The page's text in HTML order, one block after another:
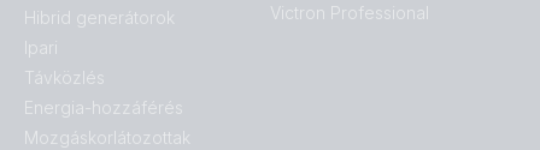
Hibrid generátorok
Ipari
Távközlés
Energia-hozzáférés
Mozgáskorlátozottak
Victron Professional